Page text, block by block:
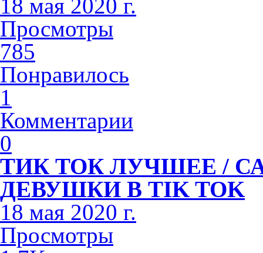
18 мая 2020 г.
Просмотры
785
Понравилось
1
Комментарии
0
ТИК ТОК ЛУЧШЕЕ /
ДЕВУШКИ В TIK TOK
18 мая 2020 г.
Просмотры